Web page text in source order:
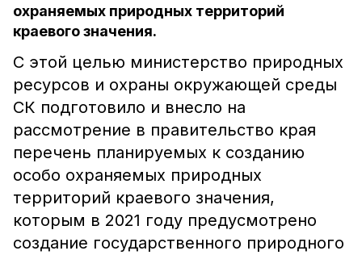
охраняемых природных территорий
краевого значения.
С этой целью министерство природных
ресурсов и охраны окружающей среды
СК подготовило и внесло на
рассмотрение в правительство края
перечень планируемых к созданию
особо охраняемых природных
территорий краевого значения,
которым в 2021 году предусмотрено
создание государственного природного